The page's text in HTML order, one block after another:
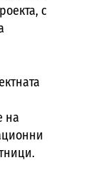
с
на